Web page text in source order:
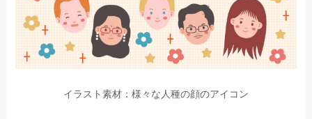
イラスト素材：様々な人種の顔のアイコン